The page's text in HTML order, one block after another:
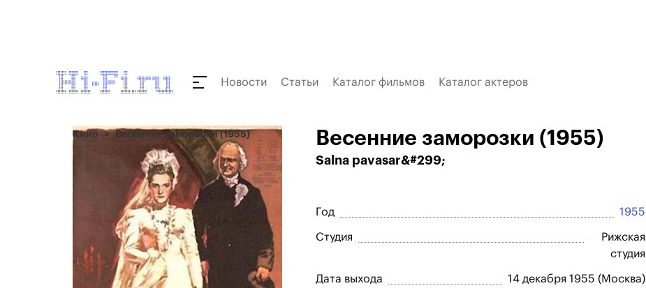
Новости Статьи Каталог фильмов Каталог актеров
Кино Весенние заморозки (1955) Весенние заморозки (1955)
Salna pavasar&#299;
Год 1955
Студия
Рижская
студия
Дата выхода 14 декабря 1955 (Москва)